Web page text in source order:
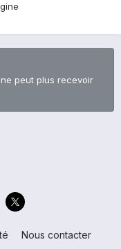
peut plus recevoir
Nous contacter